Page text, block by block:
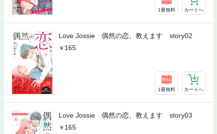
1冊無料 カートへ
Love Jossie 偶然の恋、教えます story02
165
1冊無料 カートへ
Love Jossie 偶然の恋、教えます story03
165